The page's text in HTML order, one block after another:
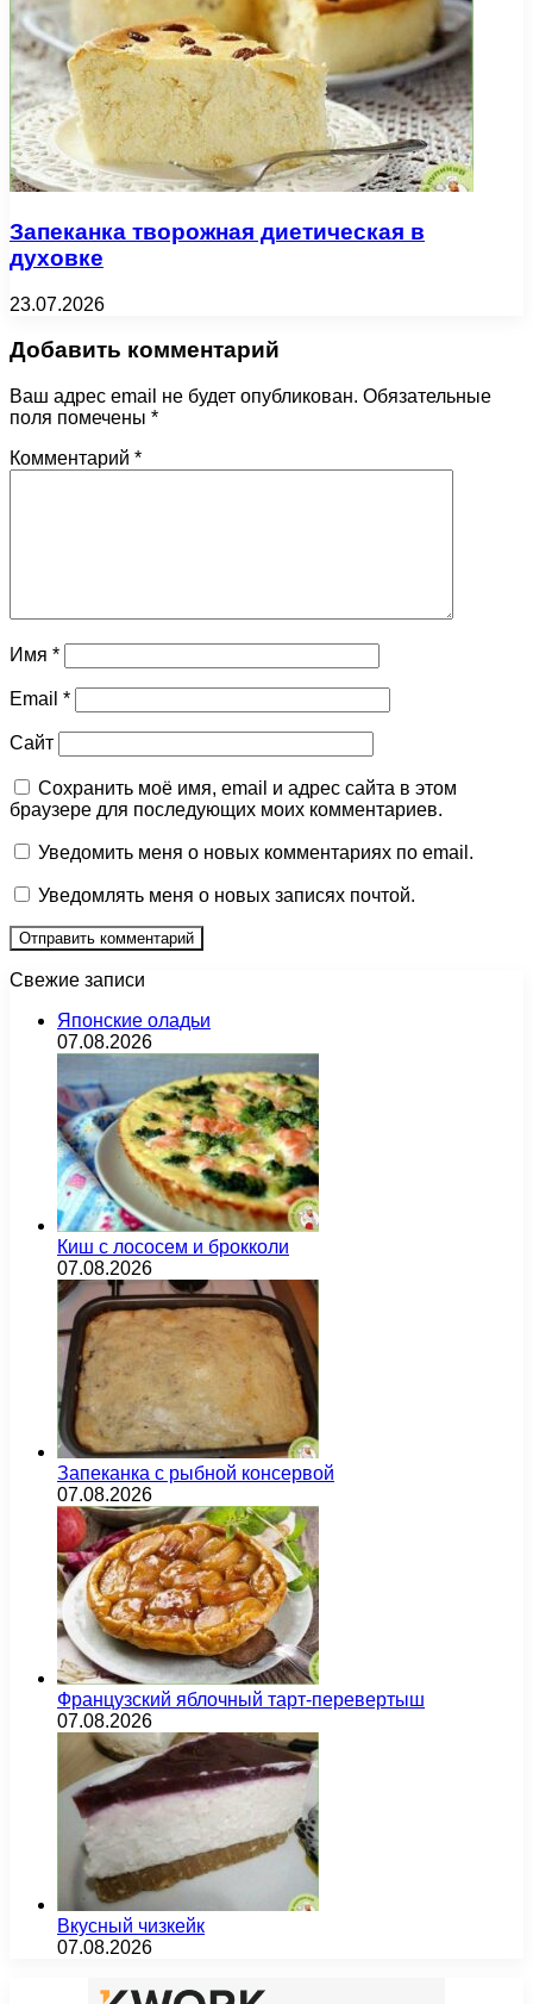
Запеканка творожная диетическая в
духовке
23.07.2026
Добавить комментарий
Ваш адрес email не будет опубликован. Обязательные
поля помечены *
Комментарий *
Имя *
Email *
Сайт
Сохранить моё имя, email и адрес сайта в этом
браузере для последующих моих комментариев.
Уведомить меня о новых комментариях по email.
Уведомлять меня о новых записях почтой.
Свежие записи
Японские оладьи
07.08.2026
Киш с лососем и брокколи
07.08.2026
Запеканка с рыбной консервой
07.08.2026
Французский яблочный тарт-перевертыш
07.08.2026
Вкусный чизкейк
07.08.2026